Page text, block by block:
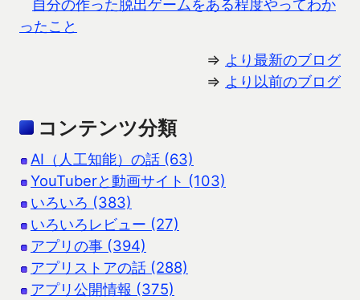
自分の作った脱出ゲームをある程度やってわか
ったこと
⇒ より最新のブログ
⇒ より以前のブログ
コンテンツ分類
AI（人工知能）の話 (63)
YouTuberと動画サイト (103)
いろいろ (383)
いろいろレビュー (27)
アプリの事 (394)
アプリストアの話 (288)
アプリ公開情報 (375)